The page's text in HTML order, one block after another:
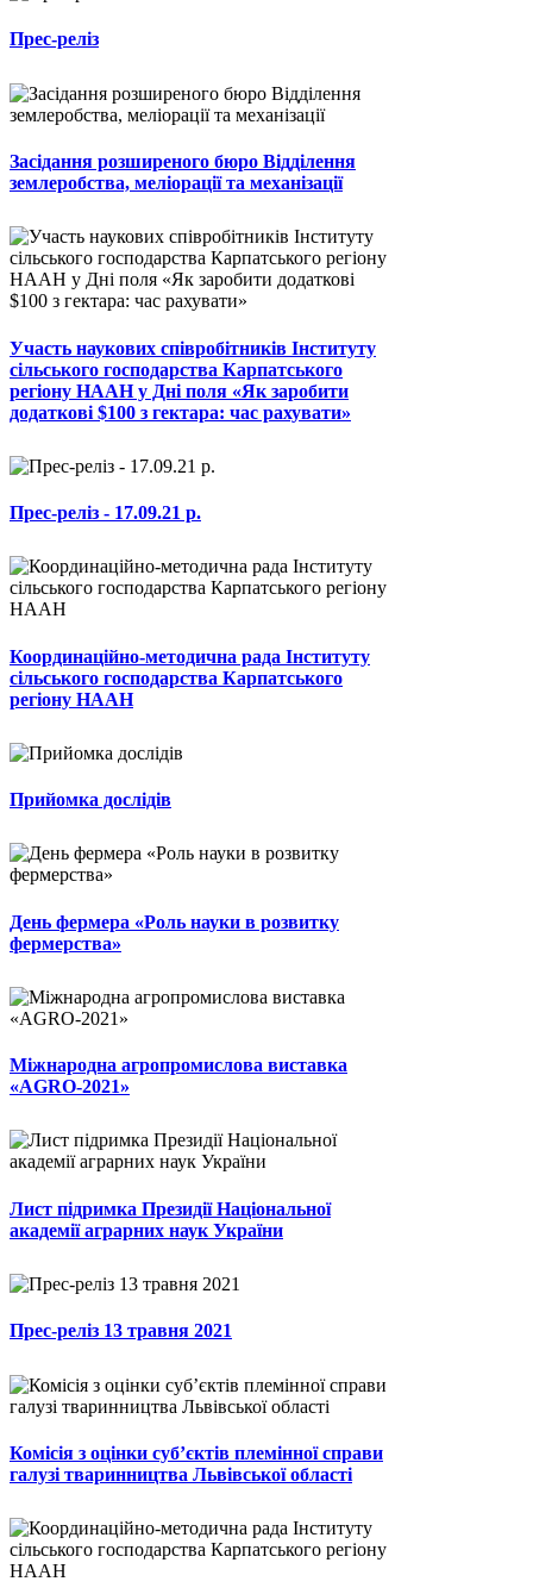
Прес-реліз
Засідання розширеного бюро Відділення
землеробства, меліорації та механізації
Участь наукових співробітників Інституту
сільського господарства Карпатського
регіону НААН у Дні поля «Як заробити
додаткові $100 з гектара: час рахувати»
Прес-реліз - 17.09.21 р.
Координаційно-методична рада Інституту
сільського господарства Карпатського
регіону НААН
Прийомка дослідів
День фермера «Роль науки в розвитку
фермерства»
Міжнародна агропромислова виставка
«AGRO-2021»
Лист підримка Президії Національної
академії аграрних наук України
Прес-реліз 13 травня 2021
Комісія з оцінки суб’єктів племінної справи
галузі тваринництва Львівської області